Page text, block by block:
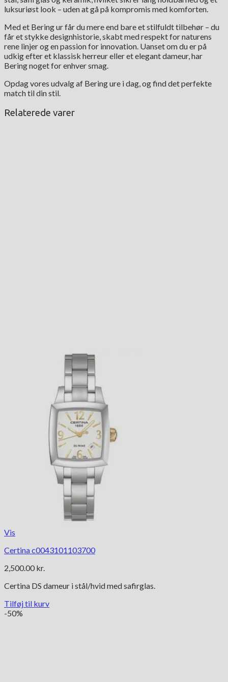
luksuriøst look – uden at gå på kompromis med komforten.
Med et Bering ur får du mere end bare et stilfuldt tilbehør – du
får et stykke designhistorie, skabt med respekt for naturens
rene linjer og en passion for innovation. Uanset om du er på
udkig efter et klassisk herreur eller et elegant dameur, har
Bering noget for enhver smag.
Opdag vores udvalg af Bering ure i dag, og find det perfekte
match til din stil.
Relaterede varer
Vis
Certina c0043101103700
2,500.00 kr.
Certina DS dameur i stål/hvid med safirglas.
Tilføj til kurv
-50%